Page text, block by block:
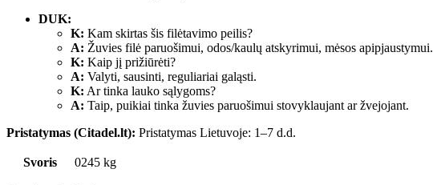
DUK:
K: Kam skirtas šis filėtavimo peilis?
A: Žuvies filė paruošimui, odos/kaulų atskyrimui, mėsos apipjaustymui.
K: Kaip jį prižiūrėti?
A: Valyti, sausinti, reguliariai galąsti.
K: Ar tinka lauko sąlygoms?
A: Taip, puikiai tinka žuvies paruošimui stovyklaujant ar žvejojant.
Pristatymas (Citadel.lt): Pristatymas Lietuvoje: 1–7 d.d.
Svoris 0245 kg